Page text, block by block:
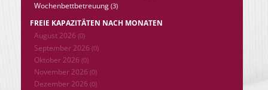
Wochenbettbetreuung (3)
FREIE KAPAZITÄTEN NACH MONATEN
August 2026 (0)
September 2026 (0)
Oktober 2026 (0)
November 2026 (0)
Dezember 2026 (0)